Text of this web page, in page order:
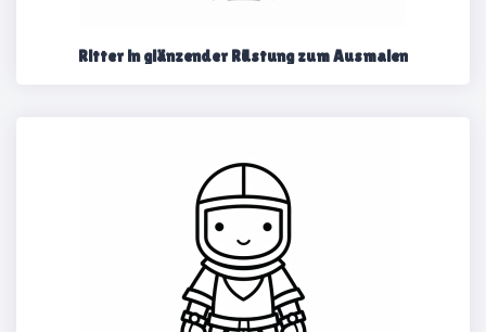
Ritter in glänzender Rüstung zum Ausmalen